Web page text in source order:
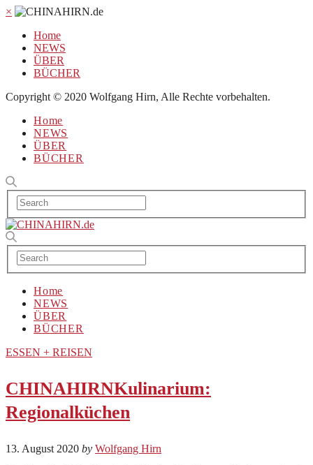
×
Home
NEWS
ÜBER
BÜCHER
Copyright © 2020 Wolfgang Hirn, Alle Rechte vorbehalten.
Home
NEWS
ÜBER
BÜCHER
Home
NEWS
ÜBER
BÜCHER
ESSEN + REISEN
CHINAHIRNKulinarium:
Regionalküchen
13. August 2020 by Wolfgang Hirn